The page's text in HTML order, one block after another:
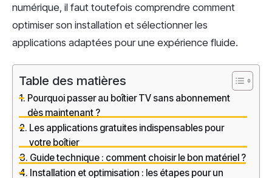
numérique, il faut toutefois comprendre comment
optimiser son installation et sélectionner les
applications adaptées pour une expérience fluide.
Table des matières
Pourquoi passer au boîtier TV sans abonnement
dès maintenant ?
Les applications gratuites indispensables pour
votre boîtier
Guide technique : comment choisir le bon matériel ?
Installation et optimisation : les étapes pour un